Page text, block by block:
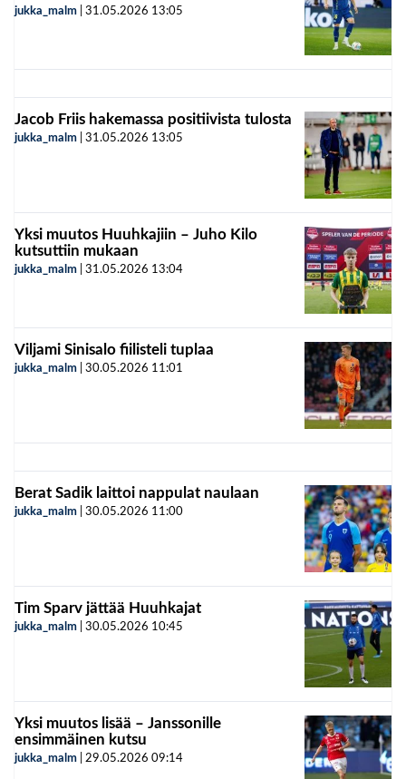
jukka_malm 31.05.2026 13:05
Jacob Friis hakemassa positiivista tulosta
jukka_malm 31.05.2026 13:05
Yksi muutos Huuhkajiin – Juho Kilo
kutsuttiin mukaan
jukka_malm 31.05.2026 13:04
Viljami Sinisalo fiilisteli tuplaa
jukka_malm 30.05.2026 11:01
Berat Sadik laittoi nappulat naulaan
jukka_malm 30.05.2026 11:00
Tim Sparv jättää Huuhkajat
jukka_malm 30.05.2026 10:45
Yksi muutos lisää – Janssonille
ensimmäinen kutsu
jukka_malm 29.05.2026 09:14